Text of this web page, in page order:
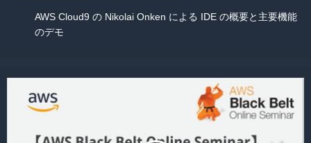
AWS Cloud9 の Nikolai Onken による IDE の概要と主要機能
のデモ